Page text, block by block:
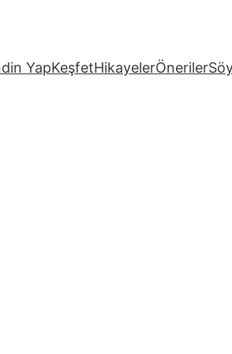
YapKeşfetHikayelerÖneriler